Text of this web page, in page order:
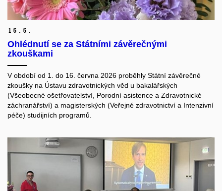
16. 6.
Ohlédnutí se za Státními závěrečnými
zkouškami
V období od 1. do 16. června 2026 proběhly Státní závěrečné
zkoušky na Ústavu zdravotnických věd u bakalářských
(Všeobecné ošetřovatelství, Porodní asistence a Zdravotnické
záchranářství) a magisterských (Veřejné zdravotnictví a Intenzivní
péče) studijních programů.